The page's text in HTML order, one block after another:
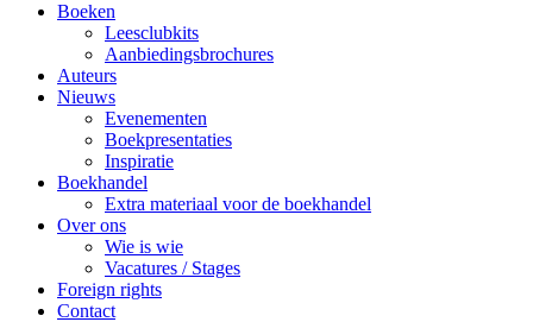
Boeken
Leesclubkits
Aanbiedingsbrochures
Auteurs
Nieuws
Evenementen
Boekpresentaties
Inspiratie
Boekhandel
Extra materiaal voor de boekhandel
Over ons
Wie is wie
Vacatures / Stages
Foreign rights
Contact